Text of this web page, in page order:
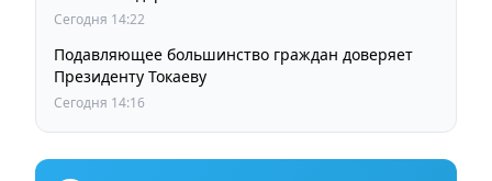
Сегодня 14:22
Подавляющее большинство граждан доверяет
Президенту Токаеву
Сегодня 14:16